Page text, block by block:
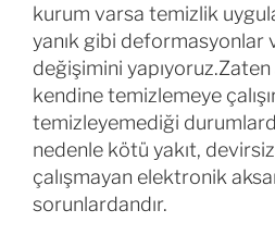
kurum varsa temizlik
yanık gibi deformasyonlar
değişimini yapıyoruz.Zaten
kendine temizlemeye
temizleyemediği
nedenle kötü yakıt,
çalışmayan elektronik
sorunlardandır.